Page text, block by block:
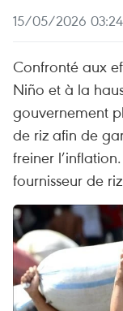
15/05/2026 03:24
Confronté aux
Niño et à la
gouvernement
de riz afin de
freiner
fournisseur de